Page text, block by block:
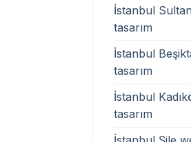
İstanbul
tasarım
İstanbul
tasarım
İstanbul
tasarım